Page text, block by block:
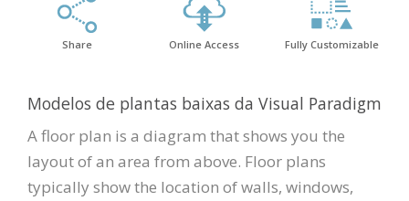
Share Online Access Fully Customizable
Modelos de plantas baixas da Visual Paradigm
A floor plan is a diagram that shows you the
layout of an area from above. Floor plans
typically show the location of walls, windows,